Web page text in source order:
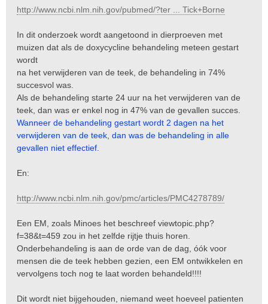
http://www.ncbi.nlm.nih.gov/pubmed/?ter ... Tick+Borne
In dit onderzoek wordt aangetoond in dierproeven met
muizen dat als de doxycycline behandeling meteen gestart
wordt
na het verwijderen van de teek, de behandeling in 74%
succesvol was.
Als de behandeling starte 24 uur na het verwijderen van de
teek, dan was er enkel nog in 47% van de gevallen succes.
Wanneer de behandeling gestart wordt 2 dagen na het
verwijderen van de teek, dan was de behandeling in alle
gevallen niet effectief.
En:
http://www.ncbi.nlm.nih.gov/pmc/articles/PMC4278789/
Een EM, zoals Minoes het beschreef viewtopic.php?
f=38&t=459 zou in het zelfde rijtje thuis horen.
Onderbehandeling is aan de orde van de dag, óók voor
mensen die de teek hebben gezien, een EM ontwikkelen en
vervolgens toch nog te laat worden behandeld!!!!
Dit wordt niet bijgehouden, niemand weet hoeveel patienten